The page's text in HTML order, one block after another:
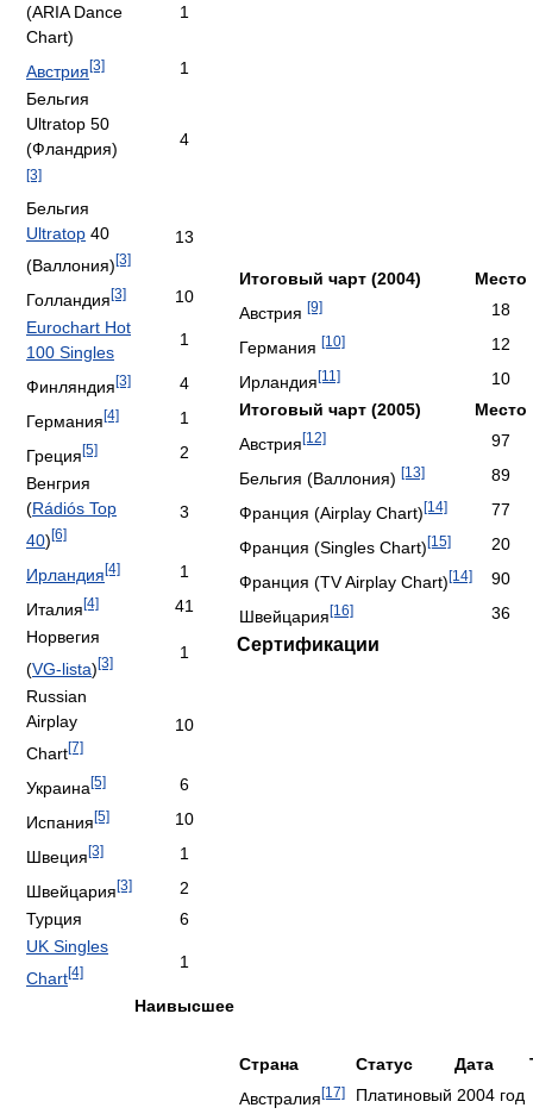
(ARIA Dance
Chart)
1
Австрия[3]
1
Бельгия
Ultratop 50
(Фландрия)
[3]
4
Бельгия
Ultratop 40
(Валлония)[3]
13
Голландия[3]
10
Eurochart Hot
100 Singles
1
Финляндия[3]
4
Германия[4]
1
Греция[5]
2
Венгрия
(Rádiós Top
40)[6]
3
Ирландия[4]
1
Италия[4]
41
Норвегия
(VG-lista)[3]
1
Russian
Airplay
Chart[7]
10
Украина[5]
6
Испания[5]
10
Швеция[3]
1
Швейцария[3]
2
Турция
6
UK Singles
Chart[4]
1
Наивысшее
Итоговый чарт (2004)
Место
Австрия [9]
18
Германия [10]
12
Ирландия[11]
10
Итоговый чарт (2005)
Место
Австрия[12]
97
Бельгия (Валлония) [13]
89
Франция (Airplay Chart)[14]
77
Франция (Singles Chart)[15]
20
Франция (TV Airplay Chart)[14]
90
Швейцария[16] 36
Сертификации
Страна Статус Дата
Австралия[17] Платиновый 2004 год